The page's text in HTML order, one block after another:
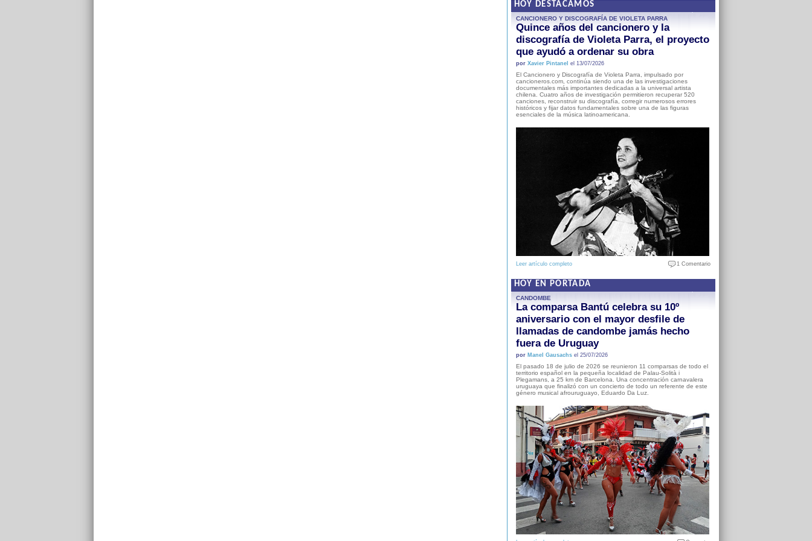
HOY DESTACAMOS
CANCIONERO Y DISCOGRAFÍA DE VIOLETA PARRA
Quince años del cancionero y la
discografía de Violeta Parra, el proyecto
que ayudó a ordenar su obra
por Xavier Pintanel el 13/07/2026
El Cancionero y Discografía de Violeta Parra, impulsado por
cancioneros.com, continúa siendo una de las investigaciones
documentales más importantes dedicadas a la universal artista
chilena. Cuatro años de investigación permitieron recuperar 520
canciones, reconstruir su discografía, corregir numerosos errores
históricos y fijar datos fundamentales sobre una de las figuras
esenciales de la música latinoamericana.
Leer artículo completo 1 Comentario
HOY EN PORTADA
CANDOMBE
La comparsa Bantú celebra su 10º
aniversario con el mayor desfile de
llamadas de candombe jamás hecho
fuera de Uruguay
por Manel Gausachsel 25/07/2026
El pasado 18 de julio de 2026 se reunieron 11 comparsas de todo el
territorio español en la pequeña localidad de Palau-Solità i
Plegamans, a 25 km de Barcelona. Una concentración carnavalera
uruguaya que finalizó con un concierto de todo un referente de este
género musical afrouruguayo, Eduardo Da Luz.